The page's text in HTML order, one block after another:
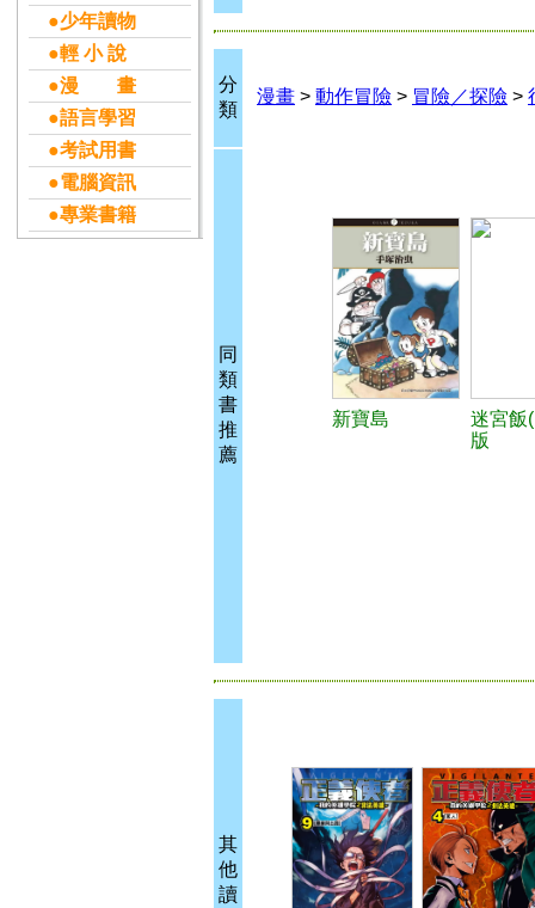
●少年讀物
●輕 小 說
●漫 畫
●語言學習
●考試用書
●電腦資訊
●專業書籍
分
類
漫畫 > 動作冒險 > 冒險／探險 >
同
類
書
推
薦
新寶島
迷宮飯
版
其
他
讀